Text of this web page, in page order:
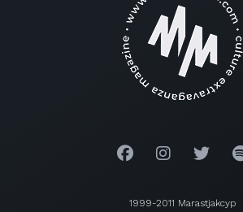
1999-2011 Marastjakcyp